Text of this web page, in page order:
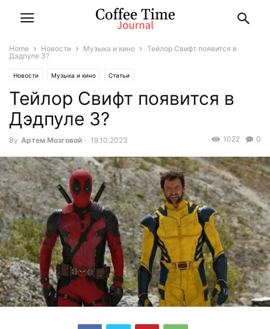
Home Новости Музыка и кино
Тейлор Свифт появится в
Дэдпуле 3?
Новости Музыка и кино Статьи
Тейлор Свифт появится в
Дэдпуле 3?
By Артем Мозговой - 19.10.2023 0
1022